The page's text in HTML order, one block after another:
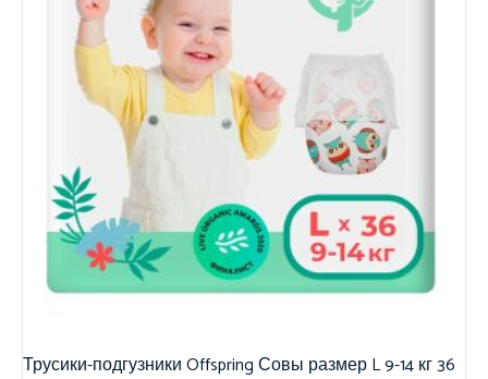
Трусики-подгузники Offspring Совы размер L 9-14 кг 36